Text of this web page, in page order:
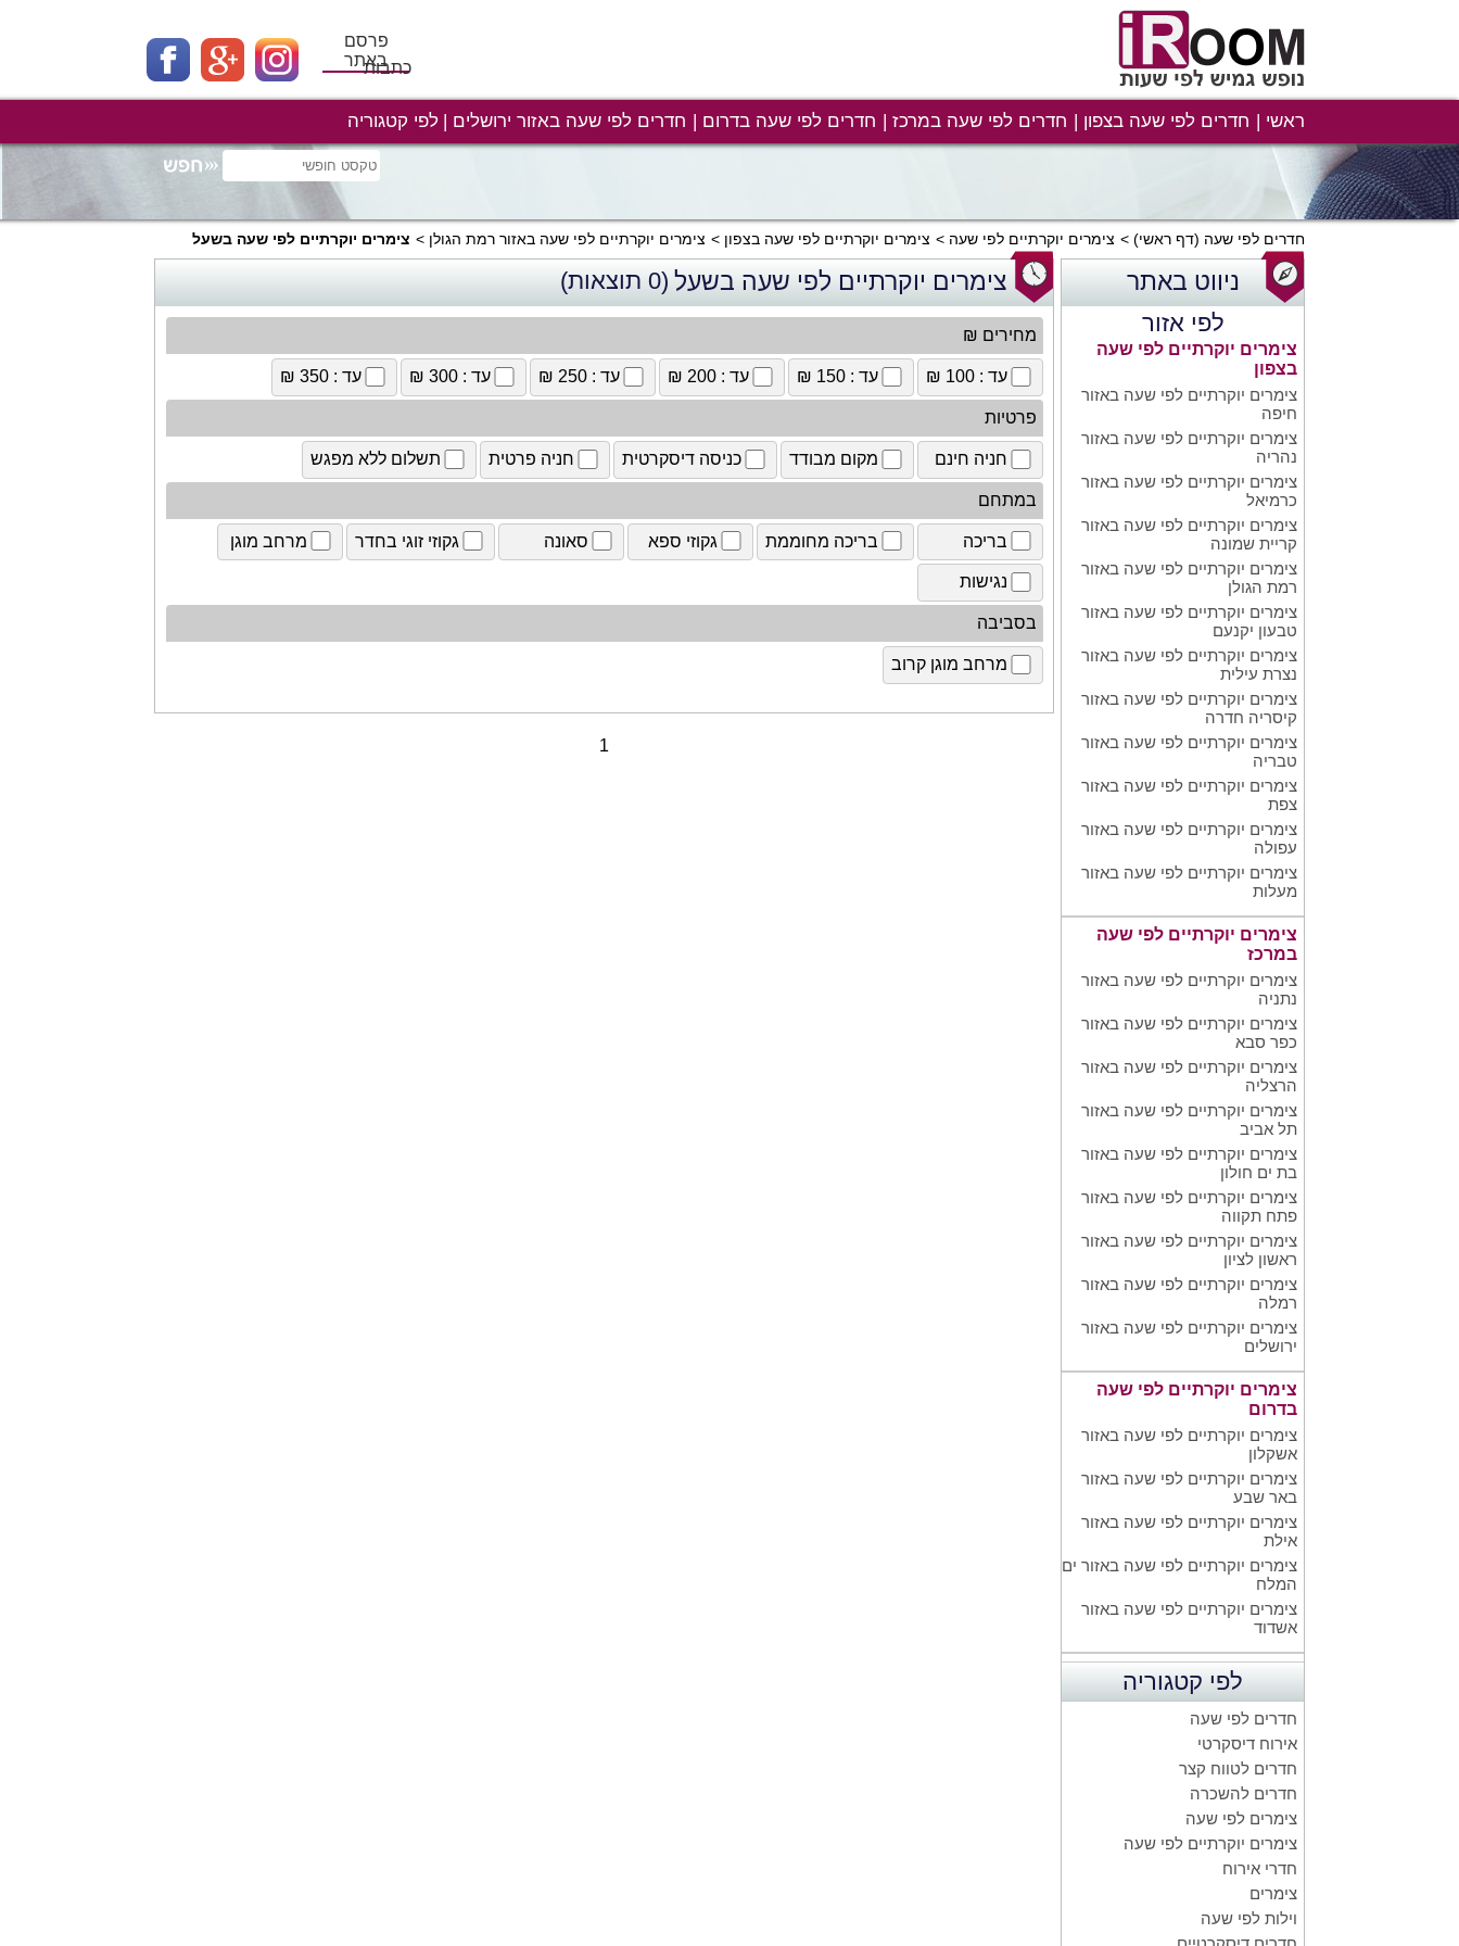
פרסם
באתרכתבות
ראשי חדרים לפי שעה בצפון חדרים לפי שעה במרכז חדרים לפי שעה בדרום חדרים לפי שעה באזור ירושלים לפי קטגוריה
חדרים לפי שעה (דף ראשי) צימרים יוקרתיים לפי שעה צימרים יוקרתיים לפי שעה בצפון צימרים יוקרתיים לפי שעה באזור רמת הגולן צימרים יוקרתיים לפי שעה בשעל
ניווט באתר
לפי אזור
צימרים יוקרתיים לפי שעה
בצפון
צימרים יוקרתיים לפי שעה באזור
חיפה
צימרים יוקרתיים לפי שעה באזור
נהריה
צימרים יוקרתיים לפי שעה באזור
כרמיאל
צימרים יוקרתיים לפי שעה באזור
קריית שמונה
צימרים יוקרתיים לפי שעה באזור
רמת הגולן
צימרים יוקרתיים לפי שעה באזור
טבעון יקנעם
צימרים יוקרתיים לפי שעה באזור
נצרת עילית
צימרים יוקרתיים לפי שעה באזור
קיסריה חדרה
צימרים יוקרתיים לפי שעה באזור
טבריה
צימרים יוקרתיים לפי שעה באזור
צפת
צימרים יוקרתיים לפי שעה באזור
עפולה
צימרים יוקרתיים לפי שעה באזור
מעלות
צימרים יוקרתיים לפי שעה
במרכז
צימרים יוקרתיים לפי שעה באזור
נתניה
צימרים יוקרתיים לפי שעה באזור
כפר סבא
צימרים יוקרתיים לפי שעה באזור
הרצליה
צימרים יוקרתיים לפי שעה באזור
תל אביב
צימרים יוקרתיים לפי שעה באזור
בת ים חולון
צימרים יוקרתיים לפי שעה באזור
פתח תקווה
צימרים יוקרתיים לפי שעה באזור
ראשון לציון
צימרים יוקרתיים לפי שעה באזור
רמלה
צימרים יוקרתיים לפי שעה באזור
ירושלים
צימרים יוקרתיים לפי שעה
בדרום
צימרים יוקרתיים לפי שעה באזור
אשקלון
צימרים יוקרתיים לפי שעה באזור
באר שבע
צימרים יוקרתיים לפי שעה באזור
אילת
צימרים יוקרתיים לפי שעה באזור ים
המלח
צימרים יוקרתיים לפי שעה באזור
אשדוד
לפי קטגוריה
חדרים לפי שעה
אירוח דיסקרטי
חדרים לטווח קצר
חדרים להשכרה
צימרים לפי שעה
צימרים יוקרתיים לפי שעה
חדרי אירוח
צימרים
וילות לפי שעה
צימרים יוקרתיים לפי שעה בשעל (0 תוצאות)
מחירים ₪
עד : 100 ₪ עד : 150 ₪ עד : 200 ₪ עד : 250 ₪ עד : 300 ₪ עד : 350 ₪
פרטיות
חניה חינם מקום מבודד כניסה דיסקרטית חניה פרטית תשלום ללא מפגש
במתחם
בריכה בריכה מחוממת גקוזי ספא סאונה גקוזי זוגי בחדר מרחב מוגן
נגישות
בסביבה
מרחב מוגן קרוב
1